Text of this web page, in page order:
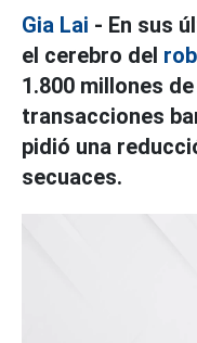
Gia Lai - En sus
el cerebro del
1.800 millones
transacciones
pidió una
secuaces.